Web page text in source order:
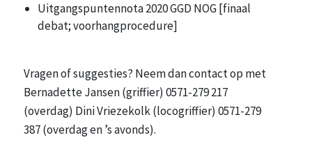
Uitgangspuntennota 2020 GGD NOG [finaal
debat; voorhangprocedure]
Vragen of suggesties? Neem dan contact op met
Bernadette Jansen (griffier) 0571-279 217
(overdag) Dini Vriezekolk (locogriffier) 0571-279
387 (overdag en ’s avonds).